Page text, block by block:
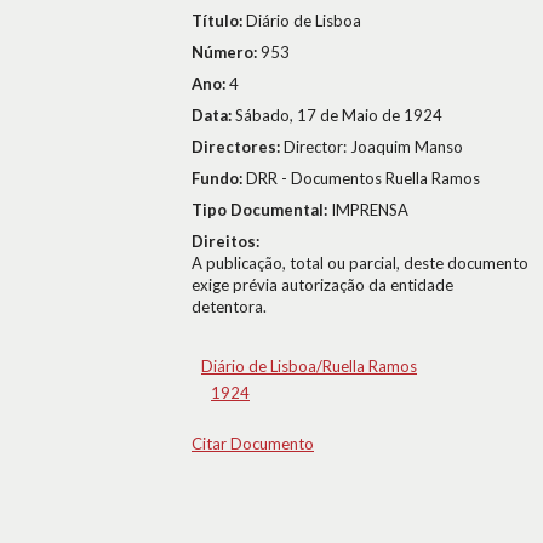
Título:Diário de Lisboa
Número:953
Ano:4
Data:Sábado, 17 de Maio de 1924
Directores:Director: Joaquim Manso
Fundo:DRR - Documentos Ruella Ramos
Tipo Documental: IMPRENSA
Direitos:
A publicação, total ou parcial, deste documento
exige prévia autorização da entidade
detentora.
Diário de Lisboa/Ruella Ramos
1924
Citar Documento